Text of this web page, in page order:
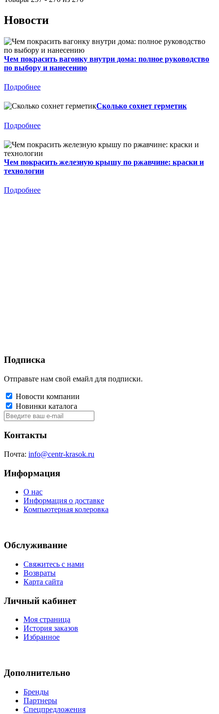
Новости
Чем покрасить вагонку внутри дома: полное руководство
по выбору и нанесению
Подробнее
Сколько сохнет герметик
Подробнее
Чем покрасить железную крышу по ржавчине: краски и
технологии
Подробнее
Подписка
Отправьте нам свой емайл для подписки.
Новости компании
Новинки каталога
Контакты
Почта: info@centr-krasok.ru
Информация
О нас
Информация о доставке
Компьютерная колеровка
Обслуживание
Свяжитесь с нами
Возвраты
Карта сайта
Личный кабинет
Моя страница
История заказов
Избранное
Дополнительно
Бренды
Партнеры
Спецпредложения